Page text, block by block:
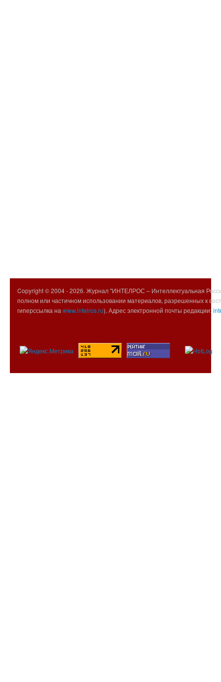
Copyright © 2004 -2026. Журнал "ИНТЕЛРОС – Интеллектуальная
полном или частичном использовании материалов, разрешенных к
гиперссылка на www.intelros.ru). Адрес электронной почты редакции: